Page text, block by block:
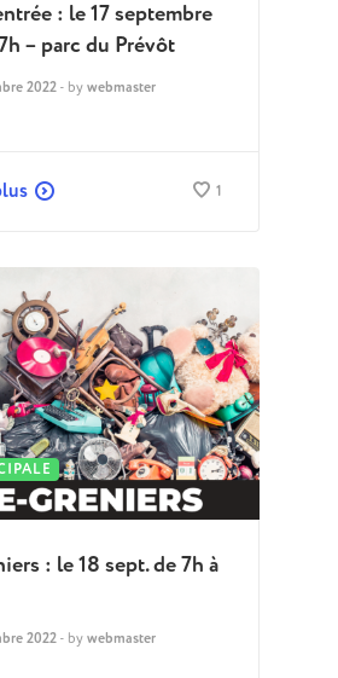
: le 17 septembre
– parc du Prévôt
2022- by webmaster
1
: le 18 sept. de 7h à
2022- by webmaster